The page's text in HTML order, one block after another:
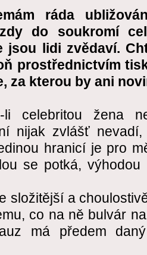
ráda
do soukromí
jsou lidi zvědaví.
prostřednictvím
za kterou by ani
celebritou žena
nijak zvlášť
hranicí je pro
se potká,
složitější a
co na ně bulvár
má předem